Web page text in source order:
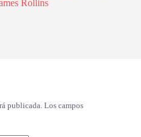
Rollins
publicada. Los campos